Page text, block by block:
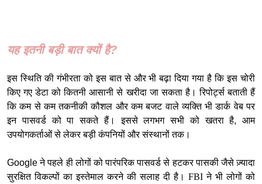
यह इतनी बड़ी बात क्यों है?
इस स्थिति की गंभीरता को इस बात से और भी बढ़ा दिया गया है कि इस चोरी
किए गए डेटा को कितनी आसानी से खरीदा जा सकता है। रिपोर्ट्स बताती हैं
कि कम से कम तकनीकी कौशल और कम बजट वाले व्यक्ति भी डार्क वेब पर
इन पासवर्ड को पा सकते हैं। इससे लगभग सभी को खतरा है, आम
उपयोगकर्ताओं से लेकर बड़ी कंपनियों और संस्थानों तक।
Google ने पहले ही लोगों को पारंपरिक पासवर्ड से हटकर पासकी जैसे ज़्यादा
सुरक्षित विकल्पों का इस्तेमाल करने की सलाह दी है। FBI ने भी लोगों को